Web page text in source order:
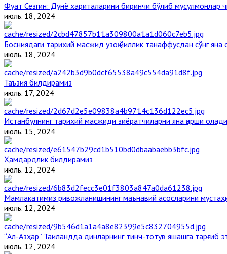
Фуат Сезгин: Дунё хариталарини биринчи бўлиб мусулмонлар
июль. 18, 2024
Босниядаги тарихий масжид узоқ йиллик танаффусдан сўнг яна
июль. 18, 2024
Таъзия билдирамиз
июль. 17, 2024
Истанбулнинг тарихий масжиди зиёратчиларни яна қарши олади
июль. 15, 2024
Ҳамдардлик билдирамиз
июль. 12, 2024
Мамлакатимиз ривожланишининг маънавий асосларини
июль. 12, 2024
“Ал-Азҳар” Таиландда динларнинг тинч-тотув яшашга тарғиб
июль. 12, 2024